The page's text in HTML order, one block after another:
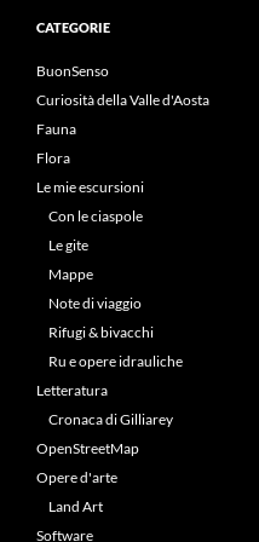
CATEGORIE
BuonSenso
Curiosità della Valle d'Aosta
Fauna
Flora
Le mie escursioni
Con le ciaspole
Le gite
Mappe
Note di viaggio
Rifugi & bivacchi
Ru e opere idrauliche
Letteratura
Cronaca di Gilliarey
OpenStreetMap
Opere d'arte
Land Art
Software